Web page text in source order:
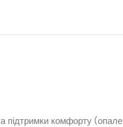
комфорту